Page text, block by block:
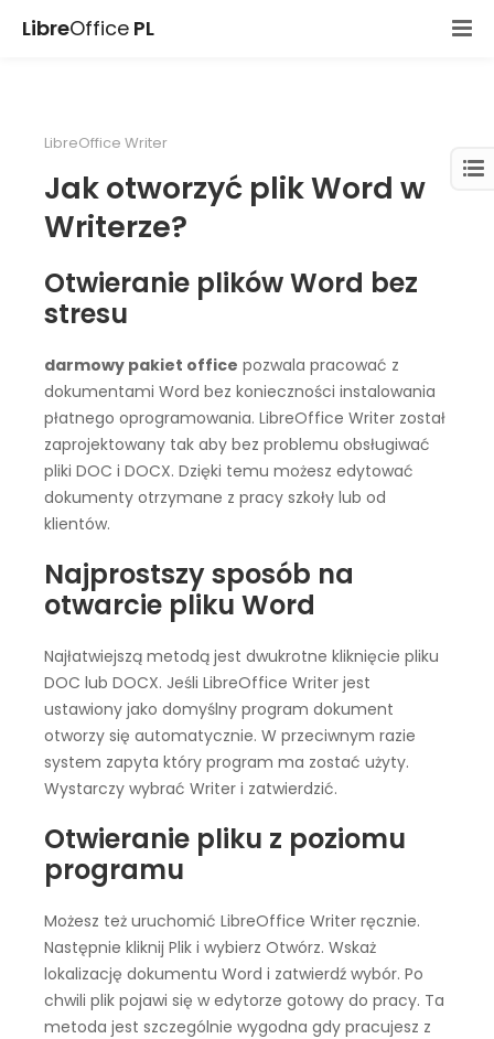
LibreOffice PL
LibreOffice Writer
Jak otworzyć plik Word w
Writerze?
Otwieranie plików Word bez
stresu
darmowy pakiet office pozwala pracować z
dokumentami Word bez konieczności instalowania
płatnego oprogramowania. LibreOffice Writer został
zaprojektowany tak aby bez problemu obsługiwać
pliki DOC i DOCX. Dzięki temu możesz edytować
dokumenty otrzymane z pracy szkoły lub od
klientów.
Najprostszy sposób na
otwarcie pliku Word
Najłatwiejszą metodą jest dwukrotne kliknięcie pliku
DOC lub DOCX. Jeśli LibreOffice Writer jest
ustawiony jako domyślny program dokument
otworzy się automatycznie. W przeciwnym razie
system zapyta który program ma zostać użyty.
Wystarczy wybrać Writer i zatwierdzić.
Otwieranie pliku z poziomu
programu
Możesz też uruchomić LibreOffice Writer ręcznie.
Następnie kliknij Plik i wybierz Otwórz. Wskaż
lokalizację dokumentu Word i zatwierdź wybór. Po
chwili plik pojawi się w edytorze gotowy do pracy. Ta
metoda jest szczególnie wygodna gdy pracujesz z